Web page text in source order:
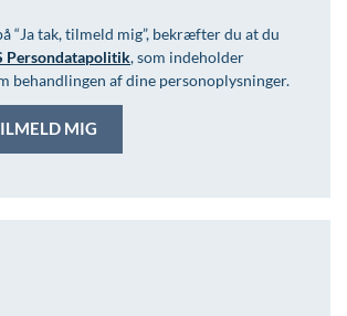
Ved at trykke på “Ja tak, tilmeld mig”, bekræfter du at du
Persondatapolitik, som indeholder
behandlingen af dine personoplysninger.